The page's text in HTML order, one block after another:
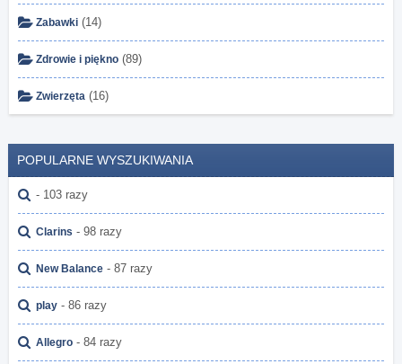
Zabawki (14)
Zdrowie i piękno (89)
Zwierzęta (16)
POPULARNE WYSZUKIWANIA
- 103 razy
Clarins - 98 razy
New Balance - 87 razy
play - 86 razy
Allegro - 84 razy